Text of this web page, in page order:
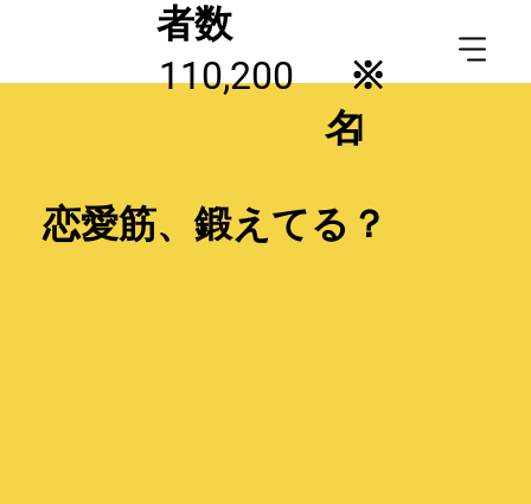
者数
110,200
名
※
1
恋愛筋、鍛えてる？